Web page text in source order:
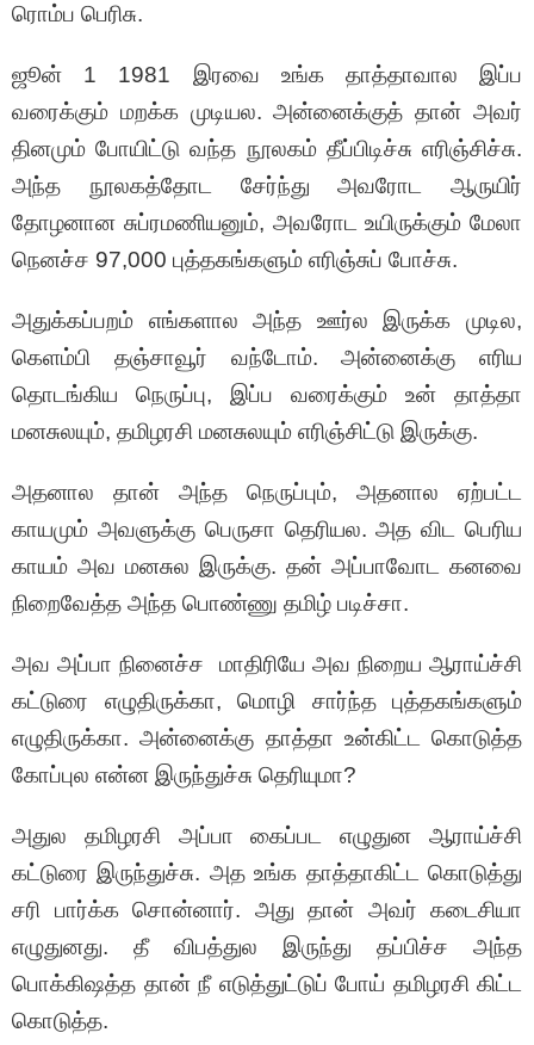
ரொம்ப பெரிசு.
ஜூன் 1 1981 இரவை உங்க தாத்தாவால இப்ப
வரைக்கும் மறக்க முடியல. அன்னைக்குத் தான் அவர்
தினமும் போயிட்டு வந்த நூலகம் தீப்பிடிச்சு எரிஞ்சிச்சு.
அந்த நூலகத்தோட சேர்ந்து அவரோட ஆருயிர்
தோழனான சுப்ரமணியனும், அவரோட உயிருக்கும் மேலா
நெனச்ச 97,000 புத்தகங்களும் எரிஞ்சுப் போச்சு.
அதுக்கப்பறம் எங்களால அந்த ஊர்ல இருக்க முடில,‌
கெளம்பி தஞ்சாவூர் வந்டோம். அன்னைக்கு எரிய
தொடங்கிய நெருப்பு, இப்ப வரைக்கும் உன் தாத்தா
மனசுலயும், தமிழரசி மனசுலயும் எரிஞ்சிட்டு இருக்கு.‌
அதனால தான் அந்த நெருப்பும், அதனால ஏற்பட்ட
காயமும் அவளுக்கு பெருசா தெரியல. அத விட பெரிய
காயம் அவ மனசுல இருக்கு. தன் அப்பாவோட கனவை
நிறைவேத்த அந்த பொண்ணு தமிழ் படிச்சா.
அவ அப்பா நினைச்ச மாதிரியே அவ நிறைய ஆராய்ச்சி
கட்டுரை எழுதிருக்கா, மொழி சார்ந்த புத்தகங்களும்
எழுதிருக்கா. அன்னைக்கு தாத்தா உன்கிட்ட கொடுத்த
கோப்புல என்ன இருந்துச்சு தெரியுமா?
அதுல தமிழரசி அப்பா கைப்பட எழுதுன ஆராய்ச்சி
கட்டுரை இருந்துச்சு. அத உங்க தாத்தாகிட்ட கொடுத்து
சரி பார்க்க சொன்னார். அது தான் அவர் கடைசியா
எழுதுனது. தீ விபத்துல இருந்து தப்பிச்ச அந்த
பொக்கிஷத்த தான் நீ எடுத்துட்டுப் போய் தமிழரசி கிட்ட
கொடுத்த.